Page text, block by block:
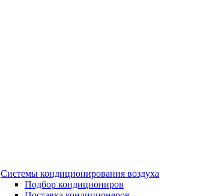
Системы кондиционирования воздуха
Подбор кондициониров